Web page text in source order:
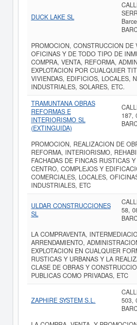
DUCK LAKE SL
PROMOCION, CONSTRUCCION DE
OFICINAS Y DE TODO TIPO DE
COMPRA, VENTA, REFORMA,
EXPLOTACION POR CUALQUIER
VIVIENDAS, EDIFICIOS, LOCALES,
INDUSTRIALES, SOLARES, ETC.
TRAMUNTANA OBRAS
REFORMAS E
INTERIORISMO SL
(EXTINGUIDA)
187,
PROMOCION, REALIZACION DE
REFORMA, INTERIORISMO,
FACHADAS DE FINCAS RUSTICAS
CENTRO, COMPLEJOS Y
COMERCIALES, LOCALES,
INDUSTRIALES, ETC
ULDAR CONSTRUCCIONES
SL
58,
LA COMPRAVENTA,
ARRENDAMIENTO,
EXPLOTACION EN CUALQUIER
RUSTICAS Y URBANAS Y LA
CLASE DE OBRAS Y
PUBLICAS COMO PRIVADAS, ETC
ZAPHIRE SYSTEM S.L.
503,